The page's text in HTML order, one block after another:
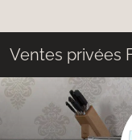
Ventes privées